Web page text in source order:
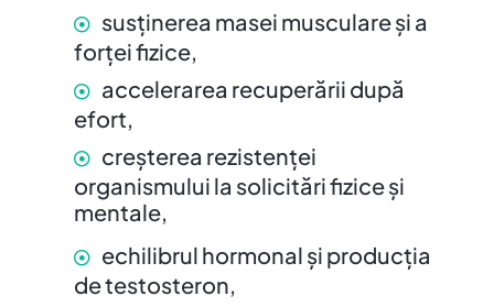
susținerea masei musculare și a
forței fizice,
accelerarea recuperării după
efort,
creșterea rezistenței
organismului la solicitări fizice și
mentale,
echilibrul hormonal și producția
de testosteron,